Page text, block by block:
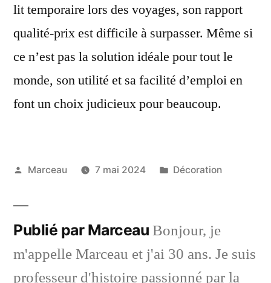
lit temporaire lors des voyages, son rapport
qualité-prix est difficile à surpasser. Même si
ce n’est pas la solution idéale pour tout le
monde, son utilité et sa facilité d’emploi en
font un choix judicieux pour beaucoup.
Publié
Marceau 7 mai 2024
Publié
Décoration
Publié par Marceau Bonjour, je
m'appelle Marceau et j'ai 30 ans. Je suis
professeur d'histoire passionné par la